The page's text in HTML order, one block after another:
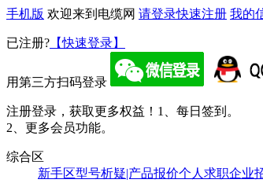
手机版 欢迎来到电缆网 请登录快速注册 我的
已注册? 【快速登录】
用第三方扫码登录
注册登录，获取更多权益！ 1、每日签到。
2、更多会员功能。
综合区
新手区型号析疑|产品报价个人求职企业